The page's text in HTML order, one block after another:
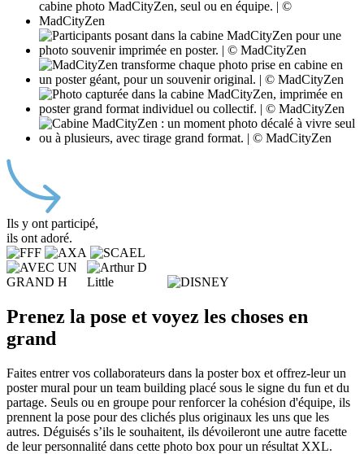
Ils y ont participé,
ils ont adoré.
Prenez la pose et voyez les choses en
grand
Faites entrer vos collaborateurs dans la poster box et offrez-leur un
poster mural pour un team building placé sous le signe du fun et du
partage. Seuls ou en groupe pour renforcer la cohésion d'équipe, ils
prennent la pose pour des clichés plus originaux les uns que les
autres. Déguisés s’ils le souhaitent, ils dévoileront une autre facette
de leur personnalité dans cette photo box pour un résultat XXL.